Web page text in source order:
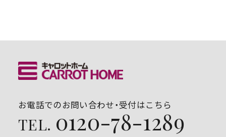
お電話でのお問い合わせ・受付はこちら
TEL. 0120-78-1289